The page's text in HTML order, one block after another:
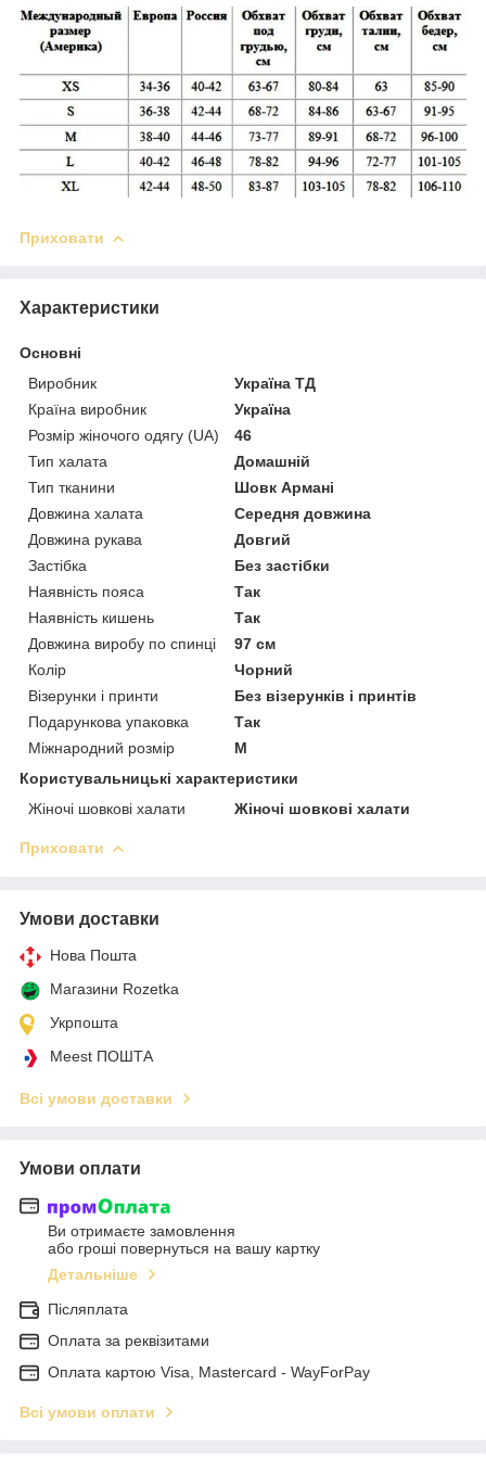
Приховати
Характеристики
Основні
Виробник
Україна ТД
Країна виробник
Україна
Розмір жіночого одягу (UA)
46
Тип халата
Домашній
Тип тканини
Шовк Армані
Довжина халата
Середня довжина
Довжина рукава
Довгий
Застібка
Без застібки
Наявність пояса
Так
Наявність кишень
Так
Довжина виробу по спинці
97 см
Колір
Чорний
Візерунки і принти
Без візерунків і принтів
Подарункова упаковка
Так
Міжнародний розмір
M
Користувальницькі характеристики
Жіночі шовкові халати
Жіночі шовкові халати
Приховати
Умови доставки
Нова Пошта
Магазини Rozetka
Укрпошта
Meest ПОШТА
Всі умови доставки
Умови оплати
Ви отримаєте замовлення
або гроші повернуться на вашу картку
Детальніше
Післяплата
Оплата за реквізитами
Оплата картою Visa, Mastercard - WayForPay
Всі умови оплати